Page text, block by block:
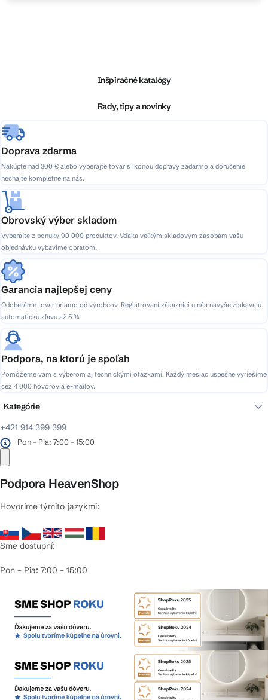
e
Inšpiračné katalógy
Rady, tipy a novinky
Doprava zdarma
Nakúpte nad 300 € alebo vyberajte tovar s ikonou dopravy zadarmo a doručenie
nechajte kompletne na nás.
Obrovský výber skladom
Vyberajte z ponuky 90 000 produktov. Vďaka veľkým skladovým zásobám vašu
objednávku vybavíme obratom.
Garancia najlepšej ceny
Odoberáme tovar priamo od výrobcov. Registrovaní zákazníci u nás navyše získavajú
automatickú zľavu až 5 %.
Podpora, na ktorú je spoľah
Pomôžeme vám s výberom aj technickými otázkami. Každý mesiac úspešne vyriešime
cez 4 000 hovorov a e-mailov.
+421 914 399 399
Pon - Pia: 7:00 - 15:00
Podpora HeavenShop
Hovoríme týmito jazykmi:
Sme dostupní:
Pon – Pia: 7:00 – 15:00
Kategórie